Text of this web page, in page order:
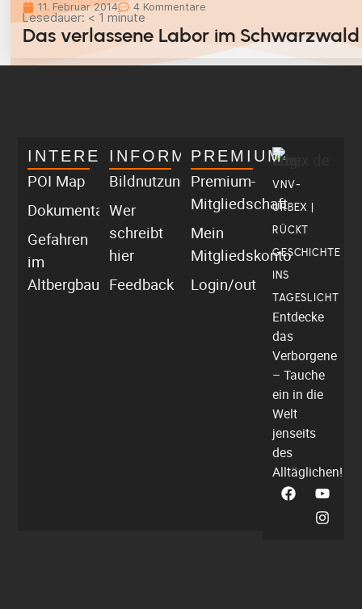
11. Februar 2014 4 Kommentare
Lesedauer: < 1 minute
Das verlassene Labor im Schwarzwald
VNV-
URBEX |
RÜCKT
GESCHICHTE
INS
TAGESLICHT
Entdecke
das
Verborgene
– Tauche
ein in die
Welt
jenseits
des
Alltäglichen!
INTERESSANT
POI Map
Dokumentationen
Gefahren
im
Altbergbau
INFORMATIV
Bildnutzung
Wer
schreibt
hier
Feedback
PREMIUM
Premium-
Mitgliedschaft
Mein
Mitgliedskonto
Login/out